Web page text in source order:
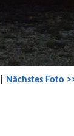
Nächstes Foto